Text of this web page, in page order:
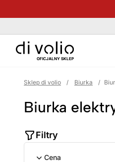
di-volio.com
OFICJALNY SKLEP
Sklep di volio / Biurka /
Biurka
Filtry
Cena